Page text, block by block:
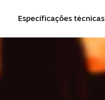
Especificações técnicas